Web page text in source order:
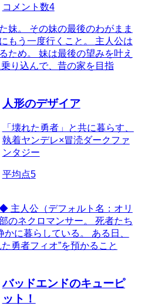
コメント数4
妹。 その妹の最後のわがまま
もう一度行くこと。 主人公は
ため。 妹は最後の望みを叶え
り込んで、昔の家を目指
人形のデザイア
「壊れた勇者」と共に暮らす、
執着ヤンデレ×冒涜ダークファ
ンタジー
平均点5
公（デフォルト名：オリ
のネクロマンサー。 死者たち
かに暮らしている。 ある日、
勇者フィオ”を預かること
バッドエンドのキューピ
ット！